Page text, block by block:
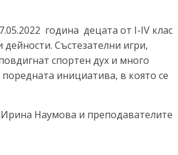
година децата от I-IV клас
Състезателни игри,
спортен дух и много
инициатива, в която се
Наумова и преподавателите